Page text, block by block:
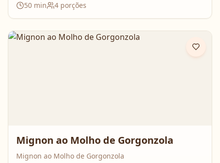
50 min 4 porções
Mignon ao Molho de Gorgonzola
Mignon ao Molho de Gorgonzola